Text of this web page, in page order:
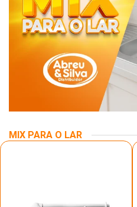
MIX PARA O LAR